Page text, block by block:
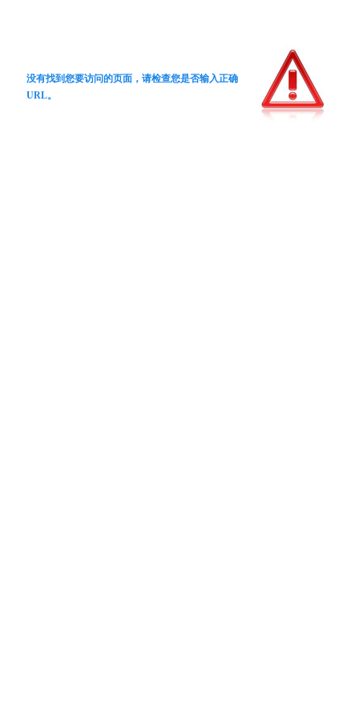
没有找到您要访问的页面，请检查您是否输入正确
URL。